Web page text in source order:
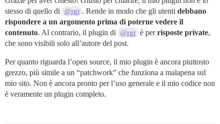
stesso di quello di
@rgj . Rende in modo che gli utentidebbano
rispondere a un argomento prima di poterne vedere il
contenuto. Al contrario, il plugin di @rgj è perrisposte private,
che sono visibili solo all’autore del post.
Per quanto riguarda l’open source, il mio plugin è ancora piuttosto
grezzo, più simile a un “patchwork” che funziona a malapena sul
mio sito. Non è ancora pronto per l’uso generale e il mio codice non
è veramente un plugin completo.